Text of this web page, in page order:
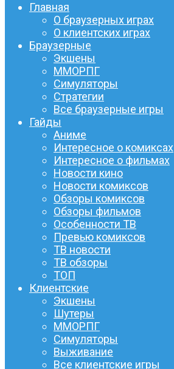
Главная
О браузерных играх
О клиентских играх
Браузерные
Экшены
ММОРПГ
Симуляторы
Стратегии
Все браузерные игры
Гайды
Аниме
Интересное о комиксах
Интересное о фильмах
Новости кино
Новости комиксов
Обзоры комиксов
Обзоры фильмов
Особенности ТВ
Превью комиксов
ТВ новости
ТВ обзоры
ТОП
Клиентские
Экшены
Шутеры
ММОРПГ
Симуляторы
Выживание
Все клиентские игры